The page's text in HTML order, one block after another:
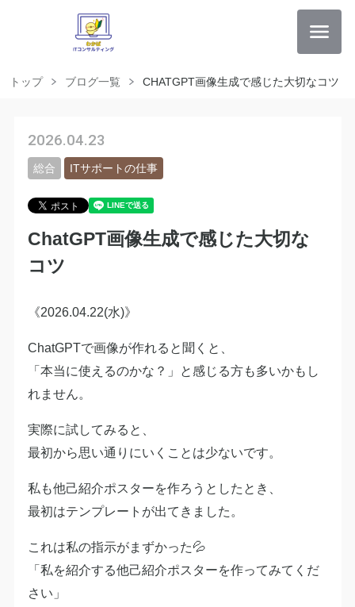
トップ ブログ一覧 CHATGPT画像生成で感じた大切なコツ
2026.04.23
総合 ITサポートの仕事
ChatGPT画像生成で感じた大切な
コツ
《2026.04.22(水)》
ChatGPTで画像が作れると聞くと、
「本当に使えるのかな？」と感じる方も多いかもし
れません。
実際に試してみると、
最初から思い通りにいくことは少ないです。
私も他己紹介ポスターを作ろうとしたとき、
最初はテンプレートが出てきました。
これは私の指示がまずかった💦
「私を紹介する他己紹介ポスターを作ってみてくだ
さい」